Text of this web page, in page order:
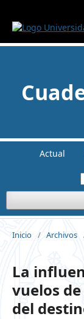
Actual
Inicio / Archivos
La
vuelos
del